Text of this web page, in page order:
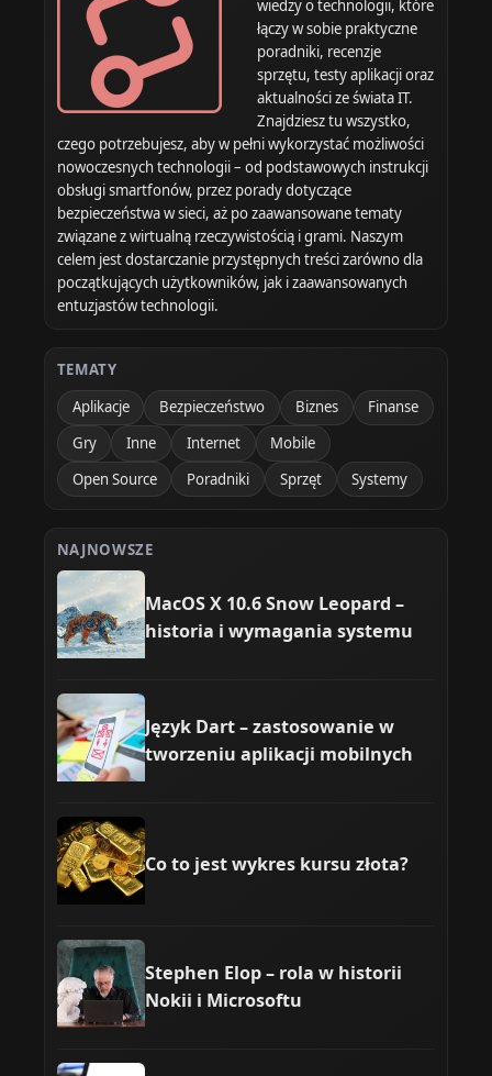
wiedzy o technologii, które
łączy w sobie praktyczne
poradniki, recenzje
sprzętu, testy aplikacji oraz
aktualności ze świata IT.
Znajdziesz tu wszystko,
czego potrzebujesz, aby w pełni wykorzystać możliwości
nowoczesnych technologii – od podstawowych instrukcji
obsługi smartfonów, przez porady dotyczące
bezpieczeństwa w sieci, aż po zaawansowane tematy
związane z wirtualną rzeczywistością i grami. Naszym
celem jest dostarczanie przystępnych treści zarówno dla
początkujących użytkowników, jak i zaawansowanych
entuzjastów technologii.
TEMATY
Aplikacje
Bezpieczeństwo Biznes
Finanse
Gry
Inne Internet
Mobile
Open Source
Poradniki Sprzęt Systemy
NAJNOWSZE
MacOS X 10.6 Snow Leopard –
historia i wymagania systemu
Język Dart – zastosowanie w
tworzeniu aplikacji mobilnych
Co to jest wykres kursu złota?
Stephen Elop – rola w historii
Nokii i Microsoftu